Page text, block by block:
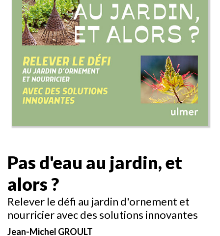
Pas d'eau au jardin, et
alors ?
Relever le défi au jardin d'ornement et
nourricier avec des solutions innovantes
Jean-Michel GROULT